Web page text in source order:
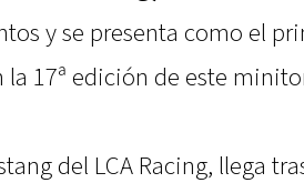
y se presenta como el
la 17ª edición de este
del LCA Racing, llega